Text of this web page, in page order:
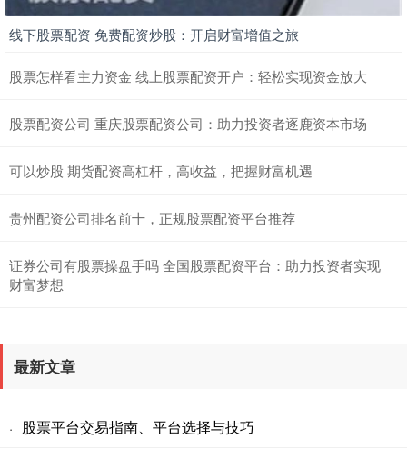
线下股票配资 免费配资炒股：开启财富增值之旅
股票怎样看主力资金 线上股票配资开户：轻松实现资金放大
股票配资公司 重庆股票配资公司：助力投资者逐鹿资本市场
可以炒股 期货配资高杠杆，高收益，把握财富机遇
贵州配资公司排名前十，正规股票配资平台推荐
证券公司有股票操盘手吗 全国股票配资平台：助力投资者实现
财富梦想
最新文章
· 股票平台交易指南、平台选择与技巧